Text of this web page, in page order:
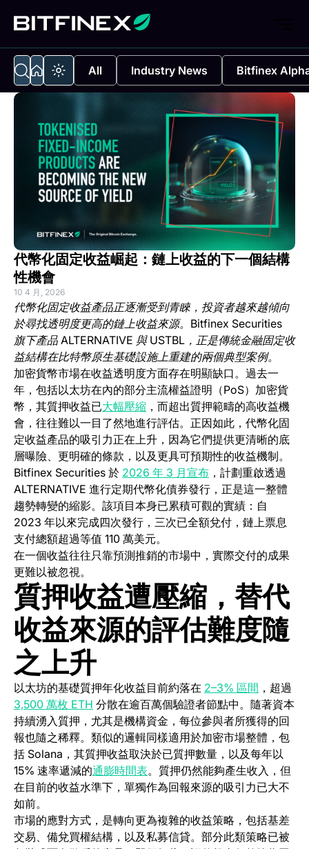
All Industry News Bitfinex
代幣化固定收益崛起：鏈上收益的下一個結構
性機會
10 4 月, 2026
代幣化固定收益產品正逐漸受到青睞，投資者越來越傾向
於尋找透明度更高的鏈上收益來源。Bitfinex Securities
旗下產品 ALTERNATIVE 與 USTBL，正是傳統金融固定收
益結構在比特幣原生基礎設施上重建的兩個典型案例。
加密貨幣市場在收益透明度方面存在明顯缺口。過去一
年，包括以太坊在內的部分主流權益證明（PoS）加密貨
幣，其質押收益已大幅壓縮(opens in a new tab)
，而超出質押範疇的高收益機
會，往往難以一目了然地進行評估。正因如此，代幣化固
定收益產品的吸引力正在上升，因為它們提供更清晰的底
層曝險、更明確的條款，以及更具可預期性的收益機制。
Bitfinex Securities 於 2026 年 3 月宣布 ，計劃重啟透過
ALTERNATIVE 進行定期代幣化債券發行，正是這一整體
趨勢轉變的縮影。該項目本身已累積可觀的實績：自
2023 年以來完成四次發行，三次已全額兌付，鏈上票息
支付總額超過等值 110 萬美元。
在一個收益往往只靠預測推銷的市場中，實際交付的成果
更難以被忽視。
質押收益遭壓縮，替代
收益來源的評估難度隨
之上升
以太坊的基礎質押年化收益目前約落在 2–3% 區間 (opens
，超過
3,500 萬枚 ETH (opens in a new tab)
分散在逾百萬個驗證者節點中。隨著資本
持續湧入質押，尤其是機構資金，每位參與者所獲得的回
報也隨之稀釋。類似的邏輯同樣適用於加密市場整體，包
括 Solana，其質押收益取決於已質押數量，以及每年以
15% 速率遞減的通膨時間表(opens in a new tab)
。質押仍然能夠產生收入，但
在目前的收益水準下，單獨作為回報來源的吸引力已大不
如前。
市場的應對方式，是轉向更為複雜的收益策略，包括基差
交易、備兌買權結構，以及私募信貸。部分此類策略已被